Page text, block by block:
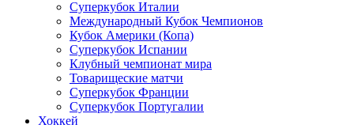
Суперкубок Италии
Международный Кубок Чемпионов
Кубок Америки (Копа)
Суперкубок Испании
Клубный чемпионат мира
Товарищеские матчи
Суперкубок Франции
Суперкубок Португалии
Хоккей